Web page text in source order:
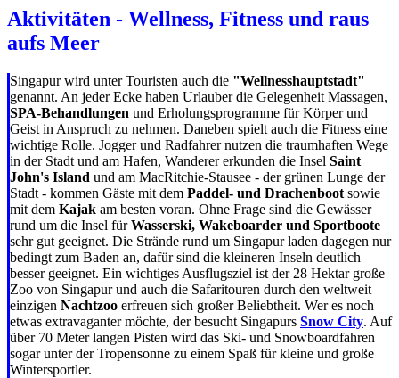
Aktivitäten - Wellness, Fitness und raus
aufs Meer
Singapur wird unter Touristen auch die "Wellnesshauptstadt"
genannt. An jeder Ecke haben Urlauber die Gelegenheit Massagen,
SPA-Behandlungen und Erholungsprogramme für Körper und
Geist in Anspruch zu nehmen. Daneben spielt auch die Fitness eine
wichtige Rolle. Jogger und Radfahrer nutzen die traumhaften Wege
in der Stadt und am Hafen, Wanderer erkunden die Insel Saint
John's Island und am MacRitchie-Stausee - der grünen Lunge der
Stadt - kommen Gäste mit dem Paddel- und Drachenboot sowie
mit dem Kajak am besten voran. Ohne Frage sind die Gewässer
rund um die Insel fürWasserski, Wakeboarder und Sportboote
sehr gut geeignet. Die Strände rund um Singapur laden dagegen nur
bedingt zum Baden an, dafür sind die kleineren Inseln deutlich
besser geeignet. Ein wichtiges Ausflugsziel ist der 28 Hektar große
Zoo von Singapur und auch die Safaritouren durch den weltweit
einzigen Nachtzoo erfreuen sich großer Beliebtheit. Wer es noch
etwas extravaganter möchte, der besucht Singapurs Snow City. Auf
über 70 Meter langen Pisten wird das Ski- und Snowboardfahren
sogar unter der Tropensonne zu einem Spaß für kleine und große
Wintersportler.